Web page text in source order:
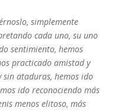
simplemente
cada uno, su uno
sentimiento, hemos
practicado amistad y
ataduras, hemos ido
ido reconociendo más
menos elitoso, más